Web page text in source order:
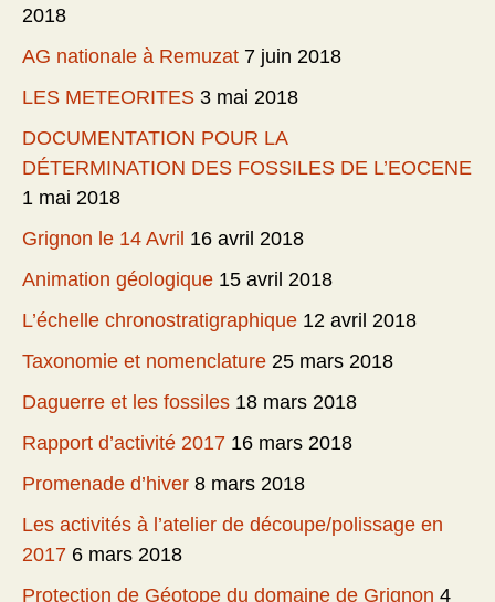
2018
AG nationale à Remuzat 7 juin 2018
LES METEORITES 3 mai 2018
DOCUMENTATION POUR LA
DÉTERMINATION DES FOSSILES DE L’EOCENE
1 mai 2018
Grignon le 14 Avril 16 avril 2018
Animation géologique 15 avril 2018
L’échelle chronostratigraphique 12 avril 2018
Taxonomie et nomenclature 25 mars 2018
Daguerre et les fossiles 18 mars 2018
Rapport d’activité 2017 16 mars 2018
Promenade d’hiver 8 mars 2018
Les activités à l’atelier de découpe/polissage en
2017 6 mars 2018
Protection de Géotope du domaine de Grignon 4